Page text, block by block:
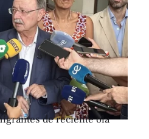
de reciente ola